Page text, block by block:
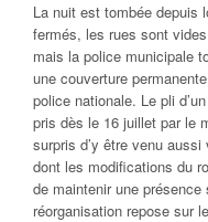
La nuit est tombée depuis
fermés, les rues sont
mais la police municipale
une couverture
police nationale. Le pli
pris dès le 16 juillet par le
surpris d’y être venu
dont les modifications du
de maintenir une présence
réorganisation repose sur